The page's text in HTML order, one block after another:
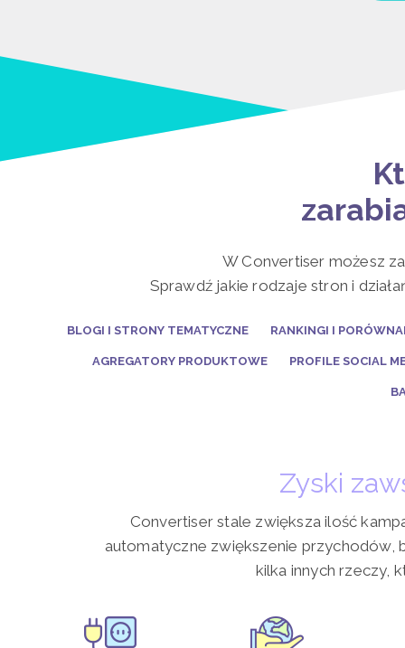
W Convertiser możesz
Sprawdź jakie rodzaje stron i
BLOGI I STRONY TEMATYCZNE RANKINGI I
AGREGATORY PRODUKTOWE PROFILE SOCIAL
Zyski
Convertiser stale zwiększa ilość
automatyczne zwiększenie przychodów,
kilka innych rzeczy,